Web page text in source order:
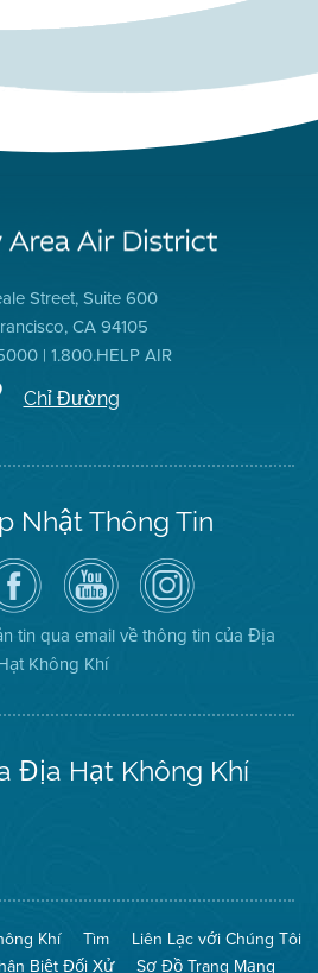
Street, Suite 600
CA 94105
| 1.800.HELP AIR
Chỉ Đường
Nhật Thông Tin
Truy
cập
Trang
Facebook
của
Địa
Hạt
Kênh
YouTube
của
Địa
Hạt
Không
Khí
Air
District
on
Instagram
tin qua email về thông tin của Địa
Không Khí
Địa Hạt Không Khí
The
(Bảo
Toàn
Mạng
No
Burn
Khí Tìm
Liên Lạc với Chúng Tôi
Biệt Đối Xử
Sơ Đồ Trang Mạng